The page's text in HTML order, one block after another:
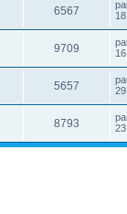
6567
9709
5657
8793